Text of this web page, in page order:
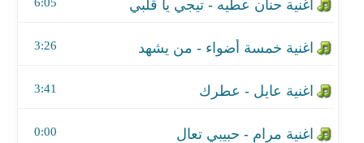
3:26
3:41
0:00
اغنية سهم - عذروب
اغنية نوران أبو طالب - فوازير - تتر نهاية مسلسل